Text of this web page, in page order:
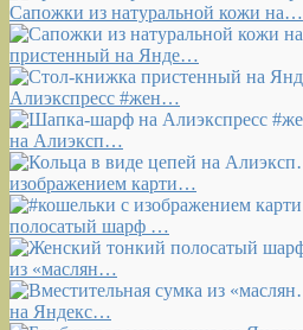
Сапожки из натуральной кожи на…
пристенный на Янде…
Алиэкспресс #жен…
на Алиэксп…
изображением карти…
полосатый шарф …
из «маслян…
на Яндекс…